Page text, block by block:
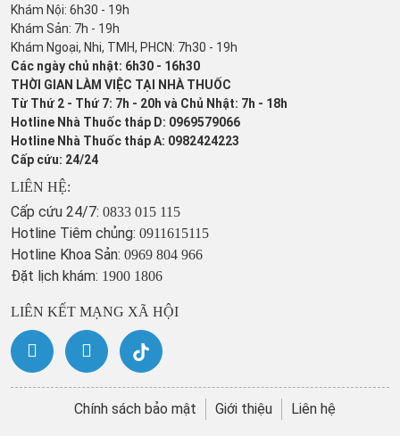
Khám Nội: 6h30 - 19h
Khám Sản: 7h - 19h
Khám Ngoại, Nhi, TMH, PHCN: 7h30 - 19h
Các ngày chủ nhật: 6h30 - 16h30
THỜI GIAN LÀM VIỆC TẠI NHÀ THUỐC
Từ Thứ 2 - Thứ 7: 7h - 20h và Chủ Nhật: 7h - 18h
Hotline Nhà Thuốc tháp D: 0969579066
Hotline Nhà Thuốc tháp A: 0982424223
Cấp cứu: 24/24
LIÊN HỆ:
Cấp cứu 24/7: 0833 015 115
Hotline Tiêm chủng: 0911615115
Hotline Khoa Sản: 0969 804 966
Đặt lịch khám: 1900 1806
LIÊN KẾT MẠNG XÃ HỘI
Chính sách bảo mật Giới thiệu Liên hệ